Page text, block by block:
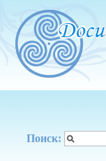
Поиск: